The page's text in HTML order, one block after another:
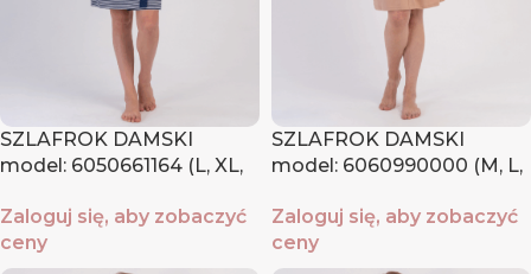
SZLAFROK DAMSKI
model: 6050661164 (L, XL,
Zaloguj się, aby zobaczyć
ceny
SZLAFROK DAMSKI
model: 6060990000 (M, L,
Zaloguj się, aby zobaczyć
ceny